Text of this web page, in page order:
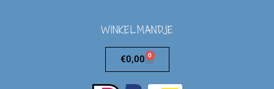
WINKELMANDJE
€0,00 0